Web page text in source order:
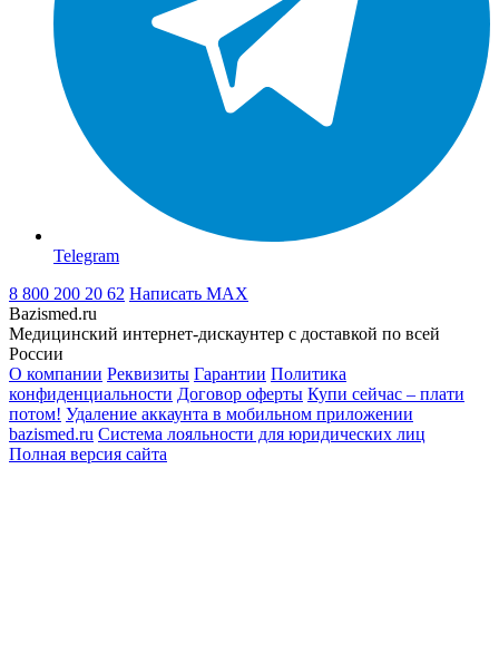
Telegram
8 800 200 20 62 Написать MAX
Bazismed.ru
Медицинский интернет-дискаунтер с доставкой по всей
России
О компании Реквизиты Гарантии Политика
конфиденциальности Договор оферты Купи сейчас – плати
потом! Удаление аккаунта в мобильном приложении
bazismed.ru Система лояльности для юридических лиц
Полная версия сайта